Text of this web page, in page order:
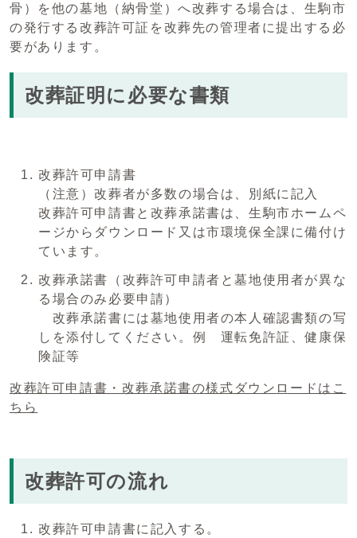
骨）を他の墓地（納骨堂）へ改葬する場合は、生駒市
の発行する改葬許可証を改葬先の管理者に提出する必
要があります。
改葬証明に必要な書類
改葬許可申請書
（注意）改葬者が多数の場合は、別紙に記入
改葬許可申請書と改葬承諾書は、生駒市ホームペ
ージからダウンロード又は市環境保全課に備付け
ています。
改葬承諾書（改葬許可申請者と墓地使用者が異な
る場合のみ必要申請）
改葬承諾書には墓地使用者の本人確認書類の写
しを添付してください。例 運転免許証、健康保
険証等
改葬許可申請書・改葬承諾書の様式ダウンロードはこ
ちら
改葬許可の流れ
改葬許可申請書に記入する。